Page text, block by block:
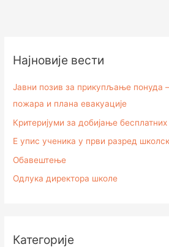
Најновије вести
Јавни позив за прикупљање понуда
пожара и плана евакуације
Критеријуми за добијање
Е упис ученика у први разред
Обавештење
Одлука директора школе
Категорије